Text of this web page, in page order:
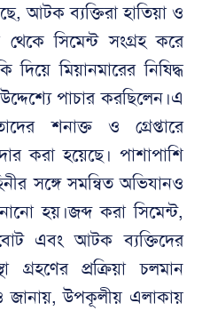
আটক ব্যক্তিরা হাতিয়া ও
থেকে সিমেন্ট সংগ্রহ করে
মিয়ানমারের নিষিদ্ধ
পাচার করছিলেন।এ
শনাক্ত ও গ্রেপ্তারে
করা হয়েছে। পাশাপাশি
সঙ্গে সমন্বিত অভিযানও
হয়।জব্দ করা সিমেন্ট,
এবং আটক ব্যক্তিদের
গ্রহণের প্রক্রিয়া চলমান
জানায়, উপকূলীয় এলাকায়